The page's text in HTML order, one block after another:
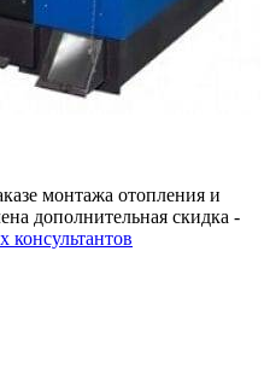
монтажа отопления и
дополнительная скидка -
консультантов